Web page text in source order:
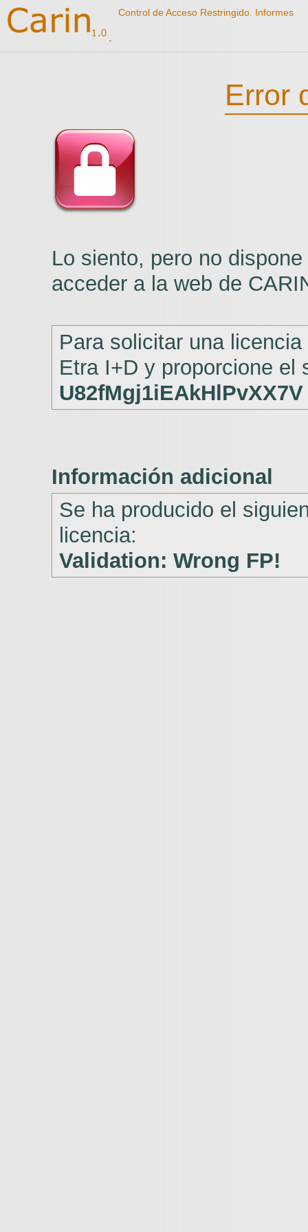
Control de Acceso Restringido. Informes
Error
Lo siento, pero no
acceder a la web de
Para solicitar una
Etra I+D y proporcione el
U82fMgj1iEAkHlPvXX7V
Información adicional
Se ha producido el
licencia:
Validation: Wrong FP!